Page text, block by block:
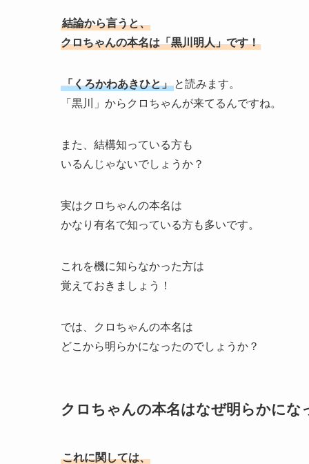
結論から言うと、
クロちゃんの本名は「黒川明人」です！
「くろかわあきひと」 と読みます。
「黒川」からクロちゃんが来てるんですね。
また、結構知っている方も
いるんじゃないでしょうか？
実はクロちゃんの本名は
かなり有名で知っている方も多いです。
これを機に知らなかった方は
覚えておきましょう！
では、クロちゃんの本名は
どこから明らかになったのでしょうか？
クロちゃんの本名はなぜ明らかにな
これに関しては、